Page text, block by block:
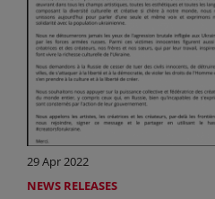
29 Apr 2022
NEWS RELEASES